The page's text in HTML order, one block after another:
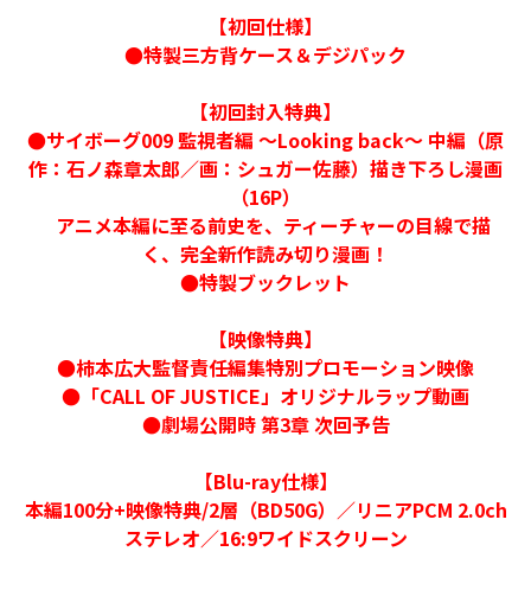
【初回仕様】
●特製三方背ケース＆デジパック
【初回封入特典】
●サイボーグ009 監視者編 ～Looking back～ 中編（原
作：石ノ森章太郎／画：シュガー佐藤）描き下ろし漫画
（16P）
アニメ本編に至る前史を、ティーチャーの目線で描
く、完全新作読み切り漫画！
●特製ブックレット
【映像特典】
●柿本広大監督責任編集特別プロモーション映像
●「CALL OF JUSTICE」オリジナルラップ動画
●劇場公開時 第3章 次回予告
【Blu-ray仕様】
本編100分+映像特典/2層（BD50G）／リニアPCM 2.0ch
ステレオ／16:9ワイドスクリーン